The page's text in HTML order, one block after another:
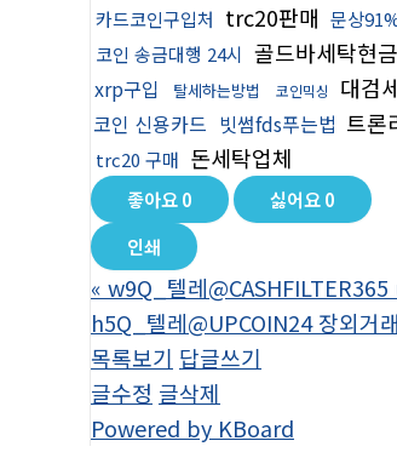
카드코인구입처 trc20판매 문상
코인 송금대행 24시 골드바세탁현
xrp구입 탈세하는방법 코인믹싱 대검
코인 신용카드 빗썸fds푸는법 트론
trc20 구매 돈세탁업체
좋아요0 싫어요0
인쇄
« w9Q_텔레
h5Q_텔레@UPCOIN24 장외거
목록보기 답글쓰기
글수정 글삭제
Powered by KBoard